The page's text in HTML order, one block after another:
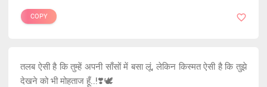
COPY
तलब ऐसी है कि तुम्हें अपनी साँसों में बसा लूं, लेकिन किस्मत ऐसी है कि तुझे
देखने को भी मोहताज हूँ..!❣️🕊️